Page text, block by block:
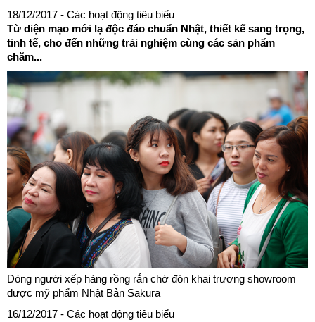
18/12/2017 - Các hoạt động tiêu biểu
Từ diện mạo mới lạ độc đáo chuẩn Nhật, thiết kế sang trọng,
tinh tế, cho đến những trải nghiệm cùng các sản phẩm
chăm...
Dòng người xếp hàng rồng rắn chờ đón khai trương showroom
dược mỹ phẩm Nhật Bản Sakura
16/12/2017 - Các hoạt động tiêu biểu